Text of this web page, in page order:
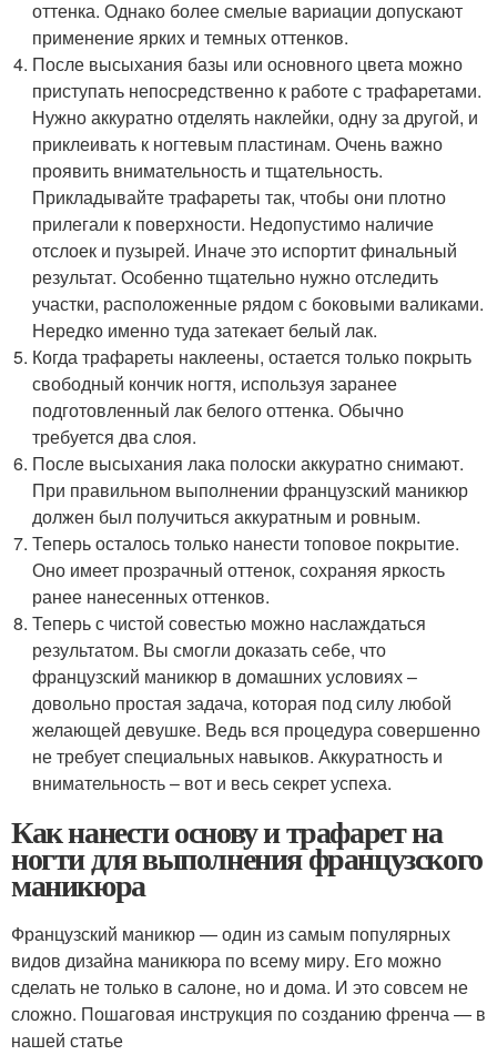
оттенка. Однако более смелые вариации допускают
применение ярких и темных оттенков.
После высыхания базы или основного цвета можно
приступать непосредственно к работе с трафаретами.
Нужно аккуратно отделять наклейки, одну за другой, и
приклеивать к ногтевым пластинам. Очень важно
проявить внимательность и тщательность.
Прикладывайте трафареты так, чтобы они плотно
прилегали к поверхности. Недопустимо наличие
отслоек и пузырей. Иначе это испортит финальный
результат. Особенно тщательно нужно отследить
участки, расположенные рядом с боковыми валиками.
Нередко именно туда затекает белый лак.
Когда трафареты наклеены, остается только покрыть
свободный кончик ногтя, используя заранее
подготовленный лак белого оттенка. Обычно
требуется два слоя.
После высыхания лака полоски аккуратно снимают.
При правильном выполнении французский маникюр
должен был получиться аккуратным и ровным.
Теперь осталось только нанести топовое покрытие.
Оно имеет прозрачный оттенок, сохраняя яркость
ранее нанесенных оттенков.
Теперь с чистой совестью можно наслаждаться
результатом. Вы смогли доказать себе, что
французский маникюр в домашних условиях –
довольно простая задача, которая под силу любой
желающей девушке. Ведь вся процедура совершенно
не требует специальных навыков. Аккуратность и
внимательность – вот и весь секрет успеха.
Как нанести основу и трафарет на
ногти для выполнения французского
маникюра
Французский маникюр — один из самым популярных
видов дизайна маникюра по всему миру. Его можно
сделать не только в салоне, но и дома. И это совсем не
сложно. Пошаговая инструкция по созданию френча — в
нашей статье